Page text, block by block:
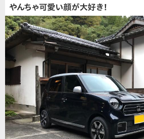
やんちゃ可愛い顔が大好き！